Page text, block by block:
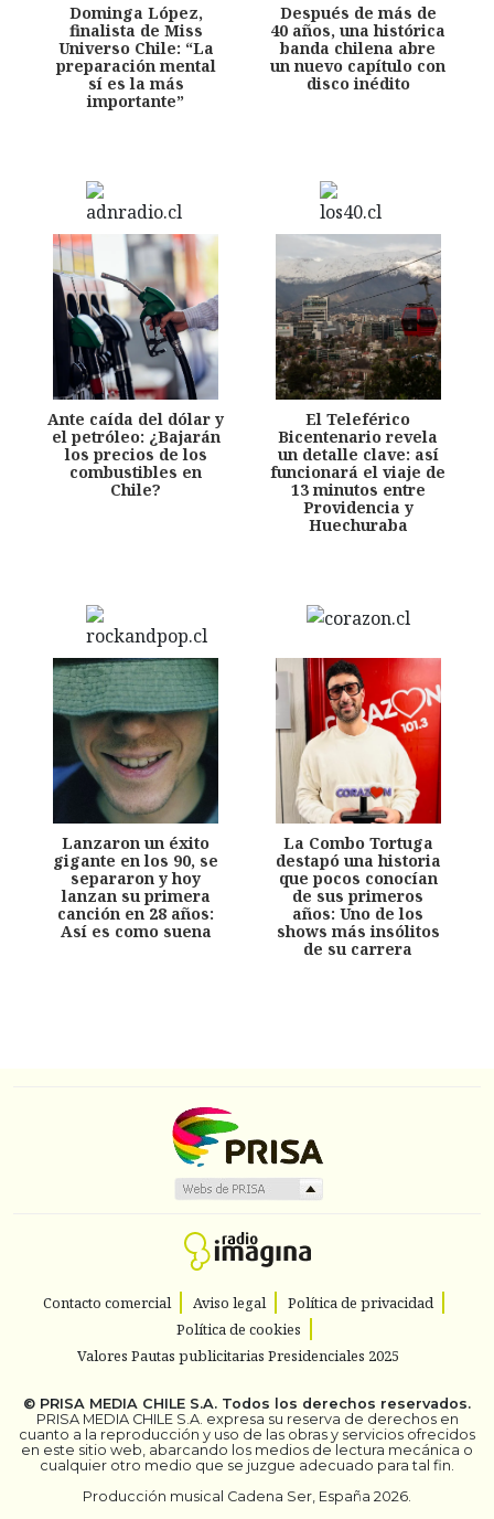
Dominga López,
finalista de Miss
Universo Chile: “La
preparación mental
sí es la más
importante”
Después de más de
40 años, una histórica
banda chilena abre
un nuevo capítulo con
disco inédito
Ante caída del dólar y
el petróleo: ¿Bajarán
los precios de los
combustibles en
Chile?
El Teleférico
Bicentenario revela
un detalle clave: así
funcionará el viaje de
13 minutos entre
Providencia y
Huechuraba
Lanzaron un éxito
gigante en los 90, se
separaron y hoy
lanzan su primera
canción en 28 años:
Así es como suena
La Combo Tortuga
destapó una historia
que pocos conocían
de sus primeros
años: Uno de los
shows más insólitos
de su carrera
Contacto comercial Aviso legal
Política de privacidad
Política de cookies
Valores Pautas publicitarias Presidenciales 2025
© PRISA MEDIA CHILE S.A. Todos los derechos reservados.
PRISA MEDIA CHILE S.A. expresa su reserva de derechos en
cuanto a la reproducción y uso de las obras y servicios ofrecidos
en este sitio web, abarcando los medios de lectura mecánica o
cualquier otro medio que se juzgue adecuado para tal fin.
Producción musical Cadena Ser, España 2026.